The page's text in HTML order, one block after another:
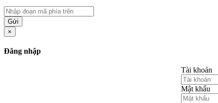
Gửi
×
Đăng nhập
Tài khoản
Mật khẩu